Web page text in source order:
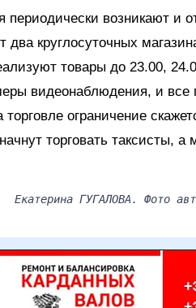
возникают и
два круглосуточных
товары до 23.00,
видеонаблюдения, и все
ограничение
торговать таксисты, а
Екатерина ГУГАЛОВА. Фото